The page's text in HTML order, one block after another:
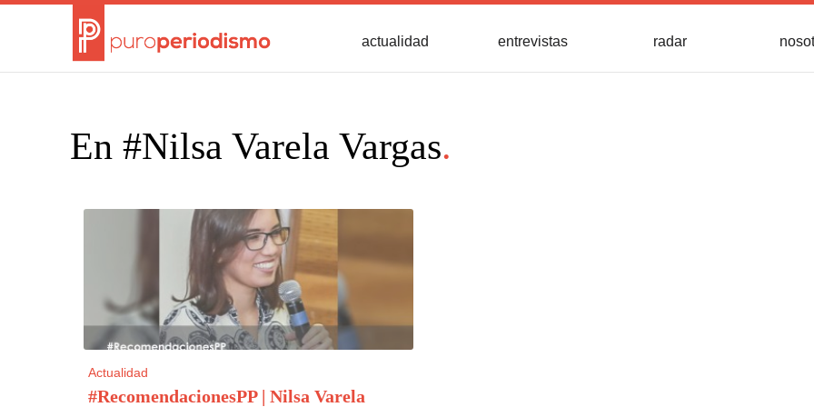
actualidad entrevistas radar
En #Nilsa Varela Vargas.
Actualidad
#RecomendacionesPP | Nilsa Varela